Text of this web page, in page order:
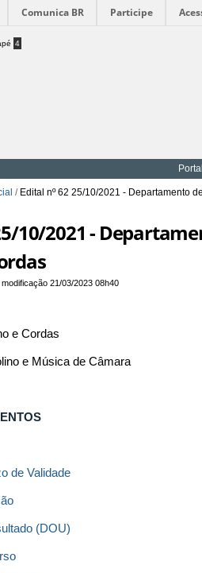
Comunica BR Participe
4
/ Edital nº 62 25/10/2021 - Departamento
10/2021 -
modificação 21/03/2023 08h40
e Cordas
e Música de Câmara
de Validade
(DOU)